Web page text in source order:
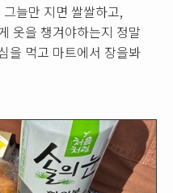
늘만 지면 쌀쌀하고,
옷을 챙겨야하는지 정말
을 먹고 마트에서 장을봐